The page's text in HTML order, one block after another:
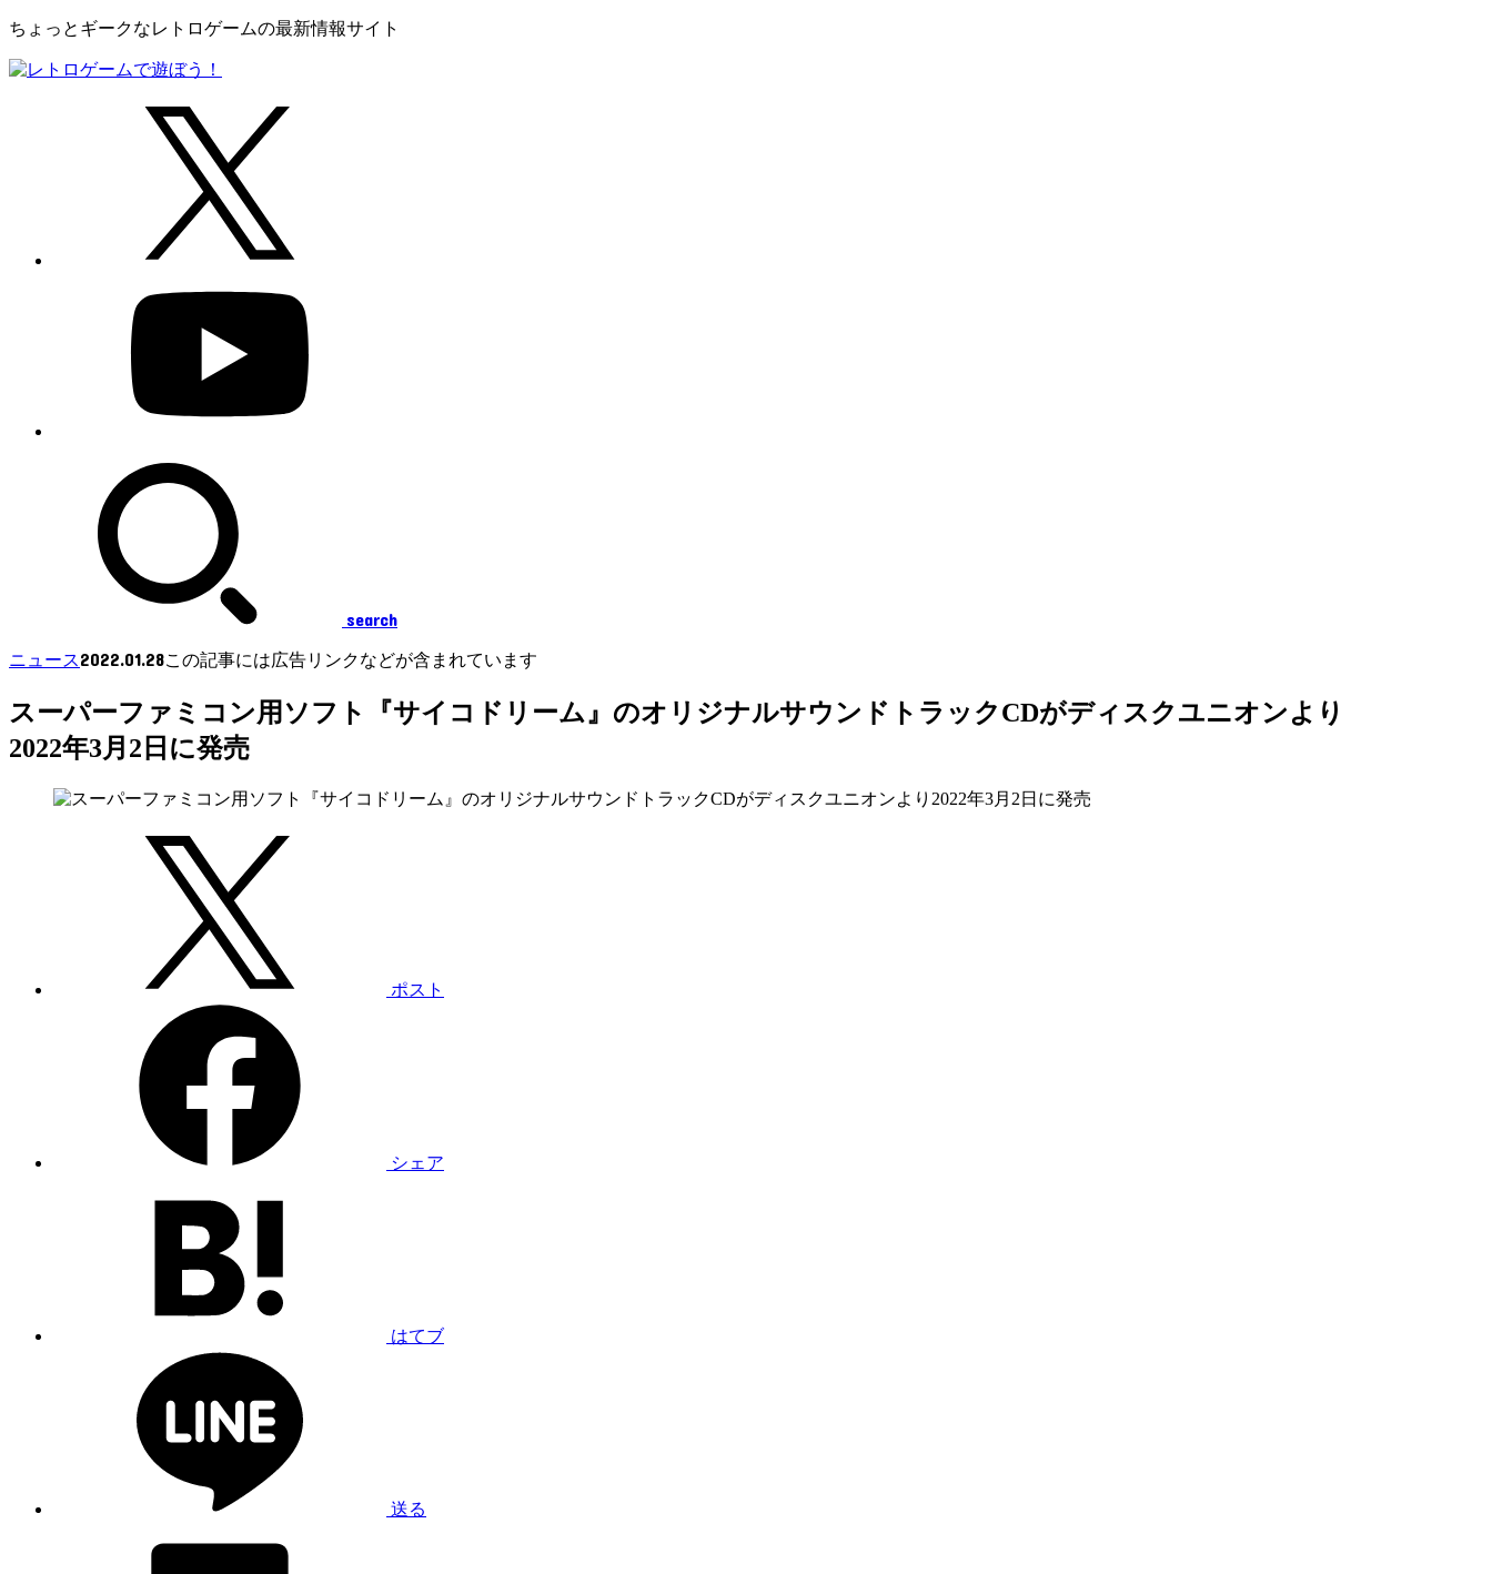
ちょっとギークなレトロゲームの最新情報サイト
search
ニュース2022.01.28この記事には広告リンクなどが含まれています
スーパーファミコン用ソフト『サイコドリーム』のオリジナルサウンドトラックCDがディスクユニオンより
2022年3月2日に発売
ポスト
シェア
はてブ
送る